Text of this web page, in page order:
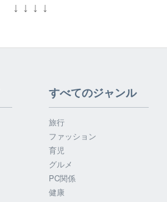
↓ ↓ ↓ ↓
すべてのジャンル
旅行
ファッション
育児
グルメ
PC関係
健康